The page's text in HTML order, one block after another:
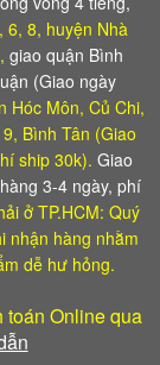
6, 8, huyện Nhà
giao quận Bình
(Giao ngày
Hóc Môn, Củ Chi,
Bình Tân (Giao
ship 30k). Giao
3-4 ngày, phí
ở TP.HCM: Quý
nhận hàng nhằm
dễ hư hỏng.
toán Online qua